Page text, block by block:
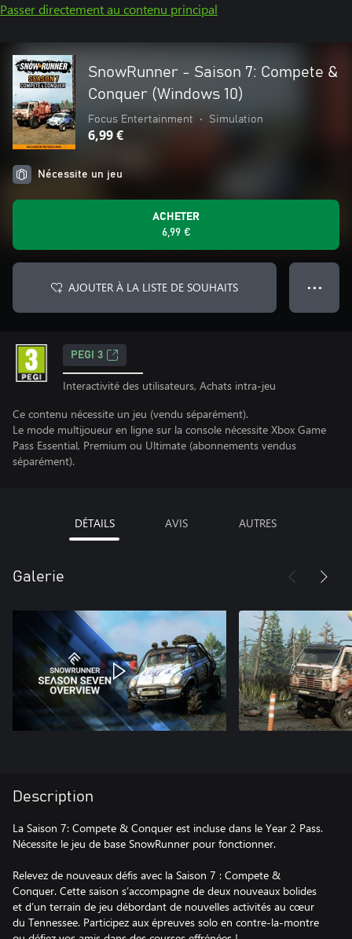
Passer directement au contenu principal
SnowRunner - Saison 7: Compete &
Conquer (Windows 10)
Focus Entertainment • Simulation
6,99 €
Nécessite un jeu
ACHETER
6,99 €
AJOUTER À LA LISTE DE SOUHAITS ● ● ●
PEGI 3
Interactivité des utilisateurs, Achats intra-jeu
Ce contenu nécessite un jeu (vendu séparément).
Le mode multijoueur en ligne sur la console nécessite Xbox Game
Pass Essential, Premium ou Ultimate (abonnements vendus
séparément).
DÉTAILS AVIS AUTRES
Galerie
Description
La Saison 7: Compete & Conquer est incluse dans le Year 2 Pass.
Nécessite le jeu de base SnowRunner pour fonctionner.
Relevez de nouveaux défis avec la Saison 7 : Compete &
Conquer. Cette saison s’accompagne de deux nouveaux bolides
et d’un terrain de jeu débordant de nouvelles activités au cœur
du Tennessee. Participez aux épreuves solo en contre-la-montre